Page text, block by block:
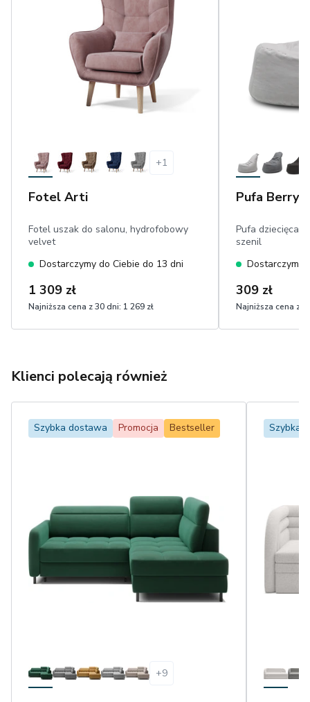
+1
Fotel Arti
Fotel uszak do salonu, hydrofobowy
velvet
Dostarczymy do Ciebie do 13 dni
1 309 zł
Najniższa cena z 30 dni: 1 269 zł
Pufa Berry
Pufa dziecięca,
szenil
Dostarczymy
309 zł
Najniższa cena z
Klienci polecają również
Szybka dostawa Promocja Bestseller
+9
Szybka